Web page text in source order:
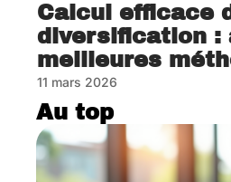
Calcul efficace
diversification :
meilleures
11 mars 2026
Au top